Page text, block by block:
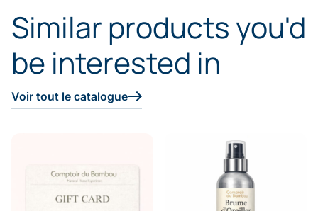
Similar products you'd
be interested in
Voir tout le catalogue